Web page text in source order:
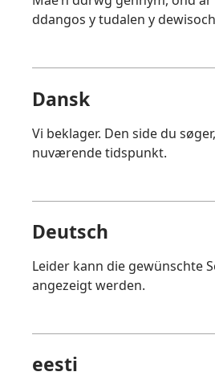
ddangos y tudalen y
Dansk
Vi beklager. Den side du
nuværende tidspunkt.
Deutsch
Leider kann die gewünschte
angezeigt werden.
eesti